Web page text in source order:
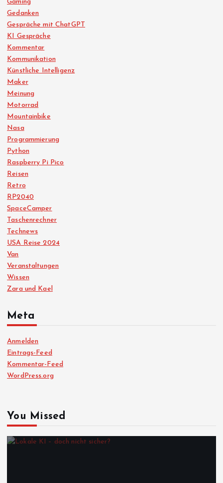
Gaming
Gedanken
Gespräche mit ChatGPT
KI Gespräche
Kommentar
Kommunikation
Künstliche Intelligenz
Maker
Meinung
Motorrad
Mountainbike
Nasa
Programmierung
Python
Raspberry Pi Pico
Reisen
Retro
RP2040
SpaceCamper
Taschenrechner
Technews
USA Reise 2024
Van
Veranstaltungen
Wissen
Zara und Kael
Meta
Anmelden
Eintrags-Feed
Kommentar-Feed
WordPress.org
You Missed